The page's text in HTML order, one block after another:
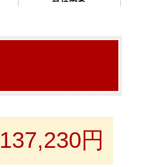
137,230円